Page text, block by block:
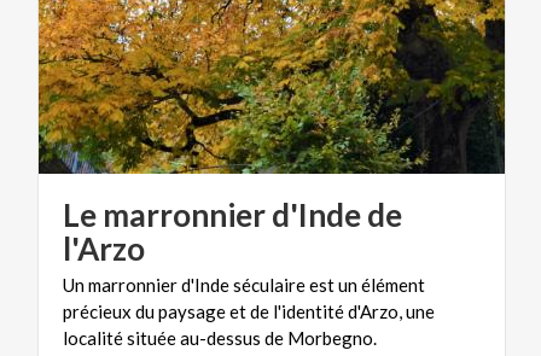
Le marronnier d'Inde de
l'Arzo
Un marronnier d'Inde séculaire est un élément
précieux du paysage et de l'identité d'Arzo, une
localité située au-dessus de Morbegno.